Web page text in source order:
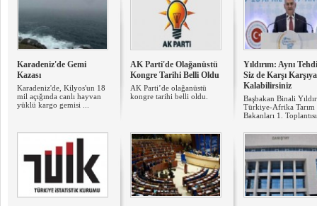
Karadeniz'de Gemi
Kazası
Karadeniz'de, Kilyos'un 18
mil açığında canlı hayvan
yüklü kargo gemisi ...
AK Parti'de Olağanüstü
Kongre Tarihi Belli Oldu
AK Parti’de olağanüstü
kongre tarihi belli oldu.
Yıldırım: Aynı
Siz de Karşı Karşıya
Kalabilirsiniz
Başbakan Binali
Türkiye-Afrika Tarım
Bakanları 1.